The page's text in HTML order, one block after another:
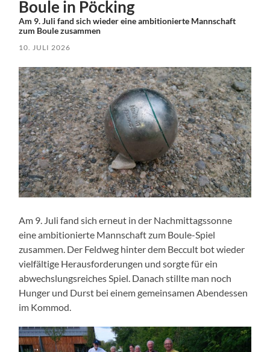
Boule in Pöcking
Am 9. Juli fand sich wieder eine ambitionierte Mannschaft
zum Boule zusammen
10. JULI 2026
Am 9. Juli fand sich erneut in der Nachmittagssonne
eine ambitionierte Mannschaft zum Boule-Spiel
zusammen. Der Feldweg hinter dem Beccult bot wieder
vielfältige Herausforderungen und sorgte für ein
abwechslungsreiches Spiel. Danach stillte man noch
Hunger und Durst bei einem gemeinsamen Abendessen
im Kommod.